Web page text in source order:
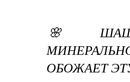
🌸
ОБОЖАЕТ